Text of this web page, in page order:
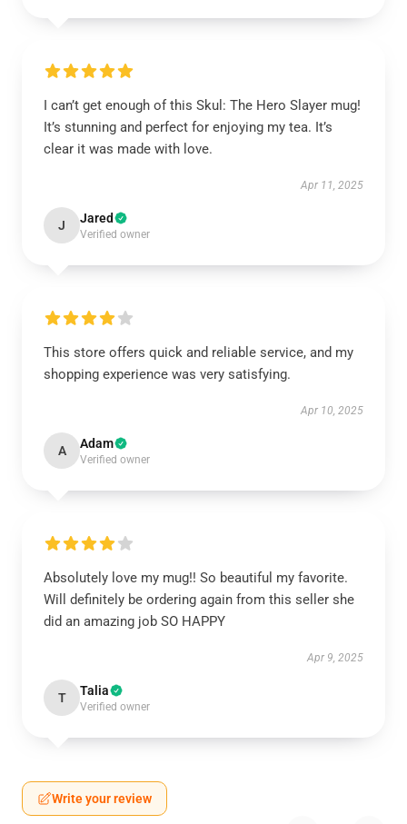
I can’t get enough of this Skul: The Hero Slayer mug!
It’s stunning and perfect for enjoying my tea. It’s
clear it was made with love.
Apr 11, 2025
J Jared
Verified owner
This store offers quick and reliable service, and my
shopping experience was very satisfying.
Apr 10, 2025
A Adam
Verified owner
Absolutely love my mug!! So beautiful my favorite.
Will definitely be ordering again from this seller she
did an amazing job SO HAPPY
Apr 9, 2025
T Talia
Verified owner
Write your review